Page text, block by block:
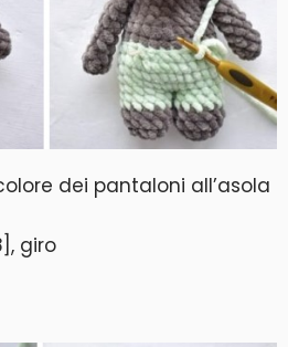
dei pantaloni all’asola
giro